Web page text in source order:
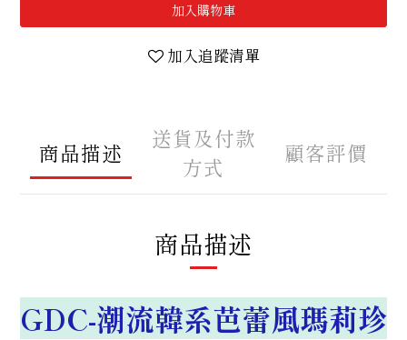
加入購物車
加入追蹤清單
商品描述
送貨及付款
方式
顧客評價
商品描述
GDC-潮流韓系芭蕾風瑪莉珍